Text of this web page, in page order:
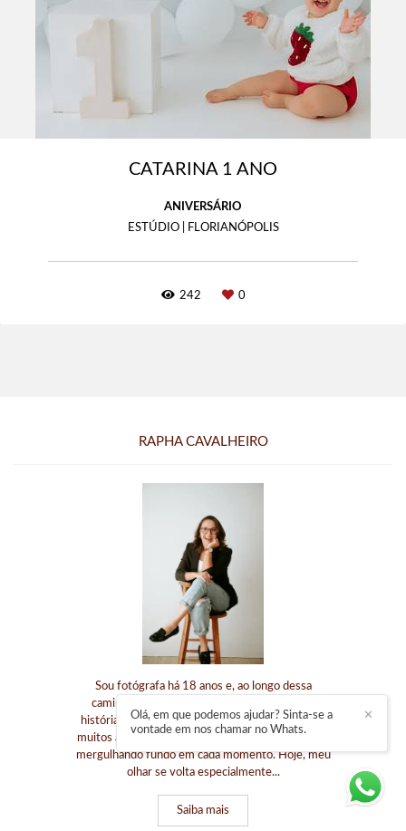
CATARINA 1 ANO
ANIVERSÁRIO
ESTÚDIO | FLORIANÓPOLIS
242 0
RAPHA CAVALHEIRO
Sou fotógrafa há 18 anos e, ao longo dessa
caminhada, tive a alegria de registrar muitas
histórias de amor, encontros e fases da vida. Por
muitos anos, trabalhei com casamentos e famílias,
mergulhando fundo em cada momento. Hoje, meu
olhar se volta especialmente...
Saiba mais
✕
Olá, em que podemos ajudar? Sinta-se a
vontade em nos chamar no Whats.